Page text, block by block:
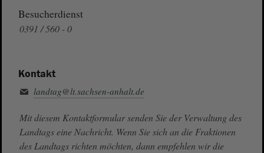
Besucherdienst
0391 / 560 - 0
Kontakt
landtag@lt.sachsen-anhalt.de
Mit diesem Kontaktformular senden Sie der Verwaltung des
Landtags eine Nachricht. Wenn Sie sich an die Fraktionen
des Landtags richten möchten, dann empfehlen wir die